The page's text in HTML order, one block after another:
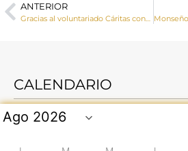
ANTERIOR
Gracias al voluntariado Cáritas construye una comunidad que sueña y hace posible la esperanza
CALENDARIO